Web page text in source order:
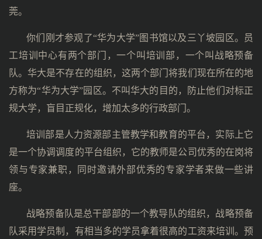
莞。
你们刚才参观了“华为大学”图书馆以及三丫坡园区。员
工培训中心有两个部门，一个叫培训部，一个叫战略预备
队。华大是不存在的组织，这两个部门将我们现在所在的地
方称为“华为大学”园区。不叫华大的目的，防止他们对标正
规大学，盲目正规化，增加太多的行政部门。
培训部是人力资源部主管教学和教育的平台，实际上它
是一个协调调度的平台组织，它的教师是公司优秀的在岗将
领与专家兼职，同时邀请外部优秀的专家学者来做一些讲
座。
战略预备队是总干部部的一个教导队的组织，战略预备
队采用学员制，有相当多的学员拿着很高的工资来培训。预